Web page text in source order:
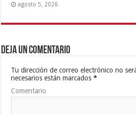
agosto 5, 2026
Deja un comentario
Tu dirección de correo electrónico no
necesarios están marcados*
Comentario